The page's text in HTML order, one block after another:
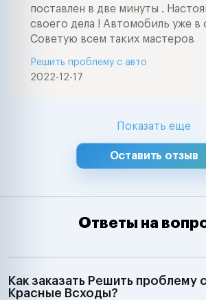
поставлен в две минуты .
своего дела ! Автомобиль уже в
Советую всем таких мастеров
2022-12-17
Решить проблему с авто
Показать еще
Оставить отзыв
Ответы на
Как заказать Решить проблему
Красные Всходы?